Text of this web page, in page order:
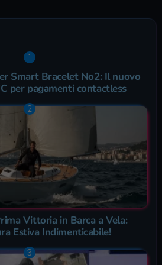
Smart Bracelet No2: Il nuovo
per pagamenti contactless
Vittoria in Barca a Vela:
Estiva Indimenticabile!